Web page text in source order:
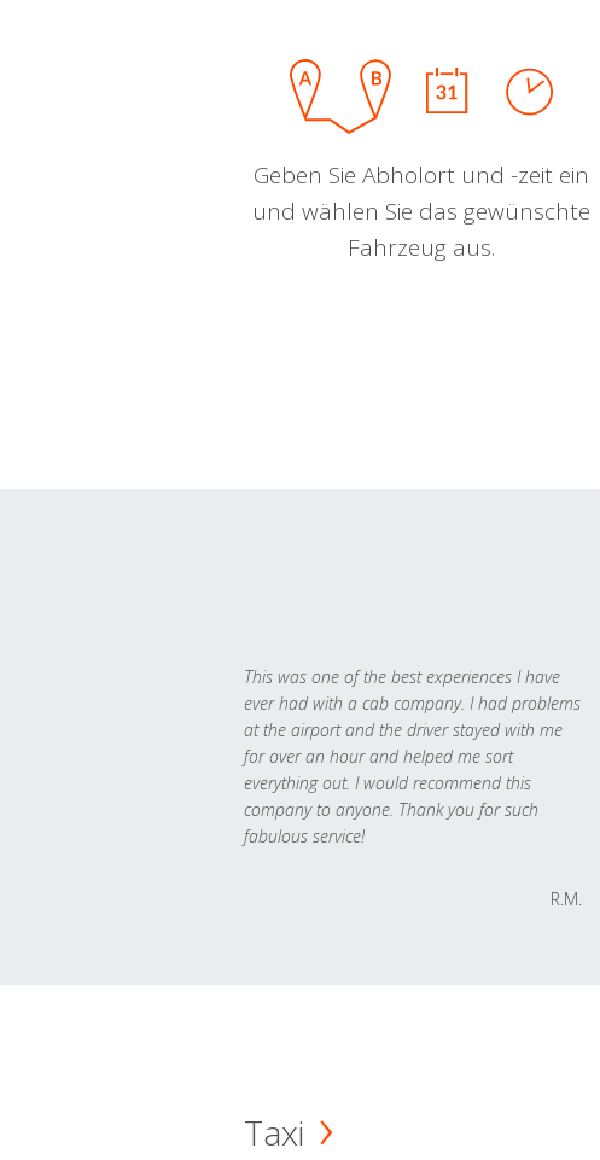
Geben Sie Abholort und -zeit ein
und wählen Sie das gewünschte
Fahrzeug aus.
This was one of the best experiences I have
ever had with a cab company. I had problems
at the airport and the driver stayed with me
for over an hour and helped me sort
everything out. I would recommend this
company to anyone. Thank you for such
fabulous service!
R.M.
Taxi